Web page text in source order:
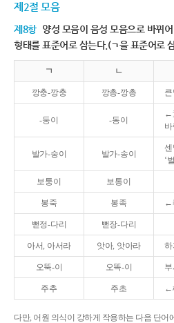
제2절 모음
제8항 양성 모음이 음성 모음으로 바뀌
형태를 표준어로 삼는다.(ㄱ을 표준어로
ㄱ ㄴ
깡충-깡충 깡총-깡총 큰
-둥이 -동이
←
바
발가-숭이 발가-송이
센
‘
보퉁이 보통이
봉죽 봉족 ←
뻗정-다리 뻗장-다리
아서, 아서라 앗아, 앗아라 하
오뚝-이 오똑-이 부
주추 주초 ←
다만, 어원 의식이 강하게 작용하는 다음 단어